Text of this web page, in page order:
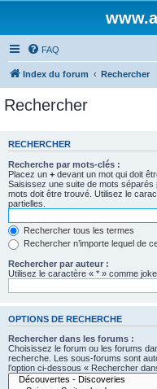
FAQ
Index du forum Rechercher
Rechercher
RECHERCHER
Recherche par mots-clés :
Placez un + devant un mot qui doit
Saisissez une suite de mots séparés
mots doit être trouvé. Utilisez le
partielles.
Rechercher tous les termes
Rechercher n’importe lequel de
Rechercher par auteur :
Utilisez le caractère « * » comme
OPTIONS DE RECHERCHE
Rechercher dans les forums :
Choisissez le forum ou les forums
recherche. Les sous-forums sont
l’option ci-dessous « Rechercher